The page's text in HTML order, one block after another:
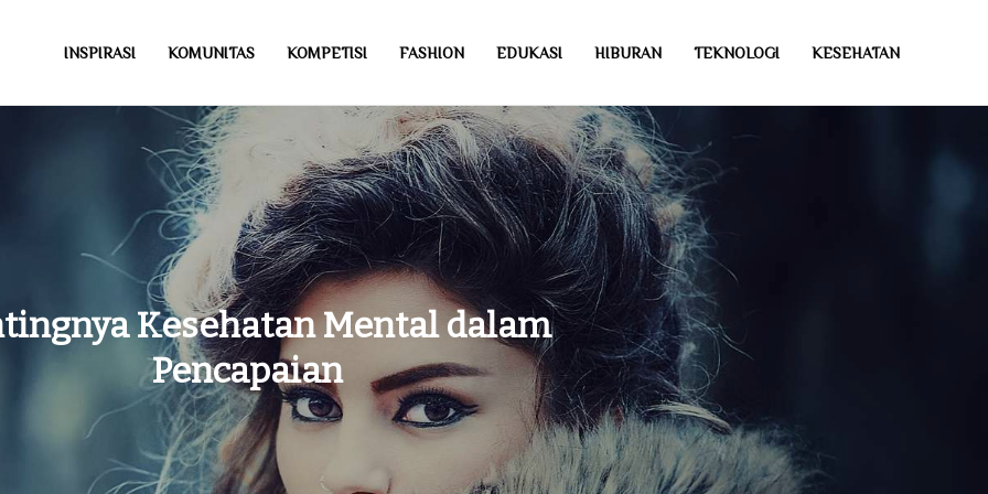
INSPIRASI KOMUNITAS KOMPETISI FASHION EDUKASI HIBURAN TEKNOLOGI KESEHATAN
Kesehatan Mental dalam
Pencapaian